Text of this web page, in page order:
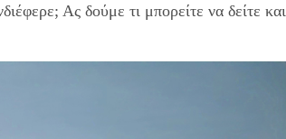
Ας δούμε τι μπορείτε να δείτε και